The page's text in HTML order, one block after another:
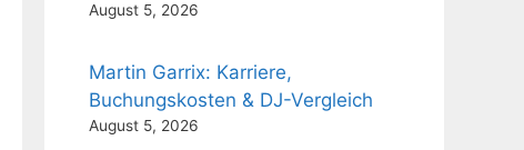
August 5, 2026
Martin Garrix: Karriere,
Buchungskosten & DJ-Vergleich
August 5, 2026